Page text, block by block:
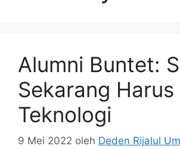
Alumni Buntet:
Sekarang
Teknologi
9 Mei 2022 oleh Deden Rijalul